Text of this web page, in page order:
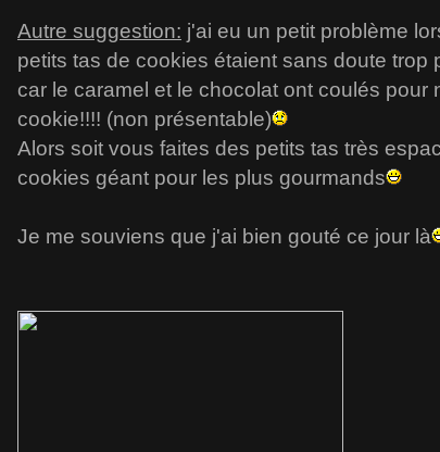
Autre suggestion: j'ai eu un petit problème
petits tas de cookies étaient sans doute trop
car le caramel et le chocolat ont coulés pour
cookie!!!! (non présentable)
Alors soit vous faites des petits tas très
cookies géant pour les plus gourmands
Je me souviens que j'ai bien gouté ce jour là